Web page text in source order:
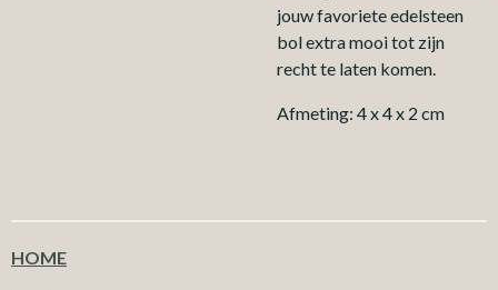
jouw favoriete edelsteen
bol extra mooi tot zijn
recht te laten komen.
Afmeting: 4 x 4 x 2 cm
HOME